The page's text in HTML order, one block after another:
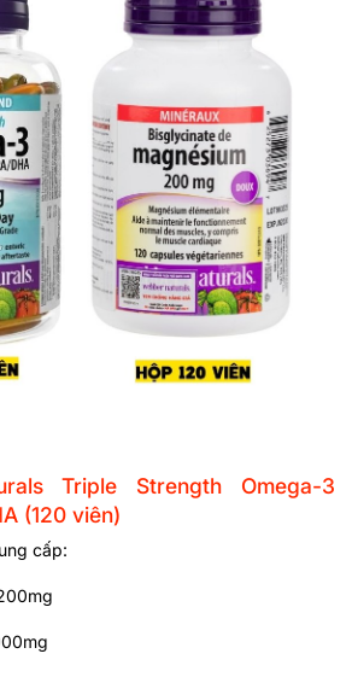
Triple Strength Omega-3
(120 viên)
cấp: